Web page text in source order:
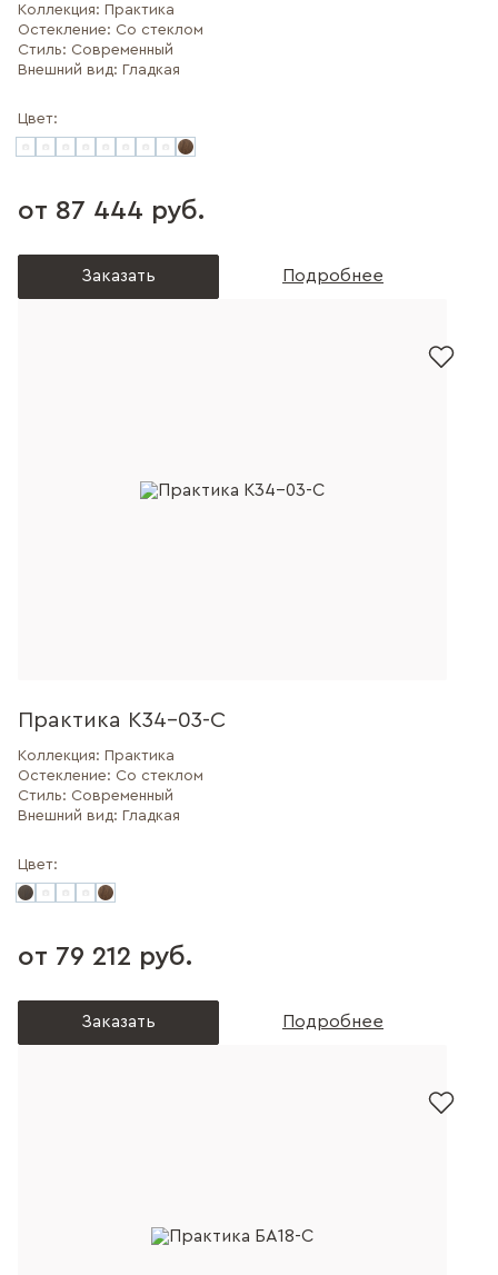
Коллекция: Практика
Остекление: Со стеклом
Стиль: Современный
Внешний вид: Гладкая
Цвет:
от 87 444 руб.
Заказать Подробнее
Практика К34-03-С
Коллекция: Практика
Остекление: Со стеклом
Стиль: Современный
Внешний вид: Гладкая
Цвет:
от 79 212 руб.
Заказать Подробнее